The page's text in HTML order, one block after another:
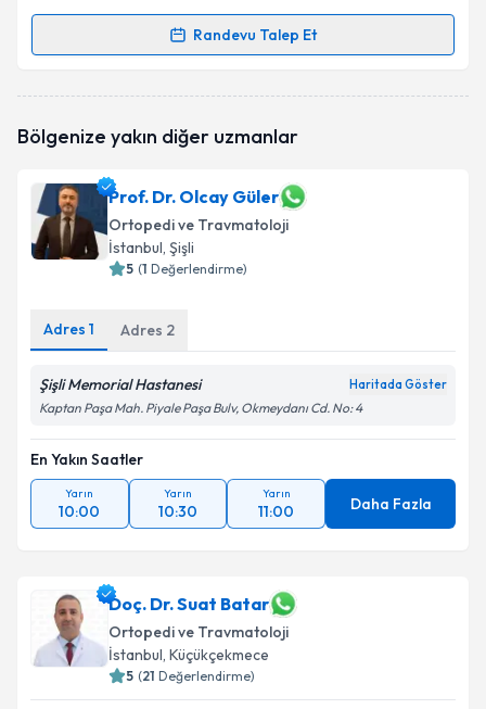
Metni'ni okudum ve kişisel verilerimin belirtilen
kapsamda işlenmesini kabul ediyorum.
Takvim Talebini Gönder
Randevu Talep Et
Randevu Takvimi Talebi
oluşturun. Size bu uzmandan randevu almanız için bir
E-posta Adresiniz
Metni'ni okudum ve kişisel verilerimin belirtilen
kapsamda işlenmesini kabul ediyorum.
Takvim Talebini Gönder
Bölgenize yakın diğer uzmanlar
Prof. Dr. Olcay Güler
Ortopedi ve Travmatoloji
İstanbul, Şişli
5 (1 Değerlendirme)
Adres 1 Adres 2
Şişli Memorial Hastanesi Haritada Göster
Kaptan Paşa Mah. Piyale Paşa Bulv, Okmeydanı Cd. No: 4
En Yakın Saatler
Yarın
10:00
Yarın
10:30
Yarın
11:00 Daha Fazla
Doç. Dr. Suat Batar
Ortopedi ve Travmatoloji
İstanbul, Küçükçekmece
5 (21 Değerlendirme)